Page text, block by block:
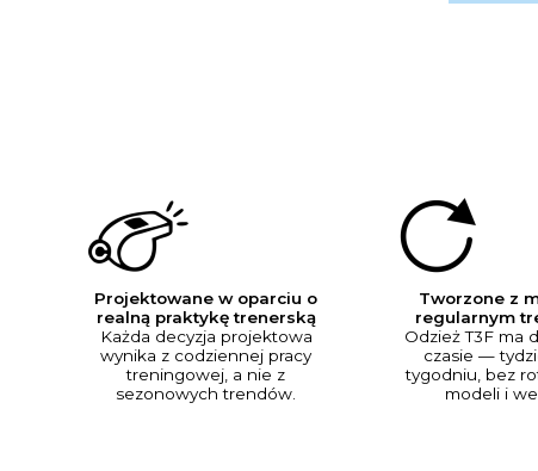
Projektowane w oparciu o
realną praktykę trenerską
Każda decyzja projektowa
wynika z codziennej pracy
treningowej, a nie z
sezonowych trendów.
Tworzone z
regularnym
Odzież T3F ma
czasie —
tygodniu, bez
modeli i